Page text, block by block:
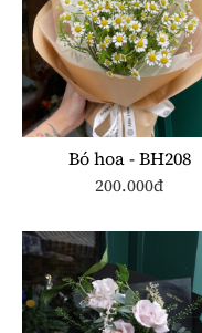
Bó hoa - BH208
200.000đ